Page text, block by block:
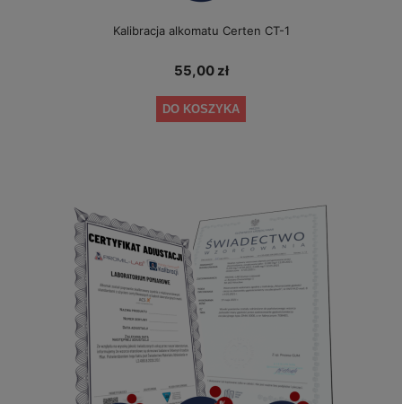
Kalibracja alkomatu Certen CT-1
55,00 zł
DO KOSZYKA